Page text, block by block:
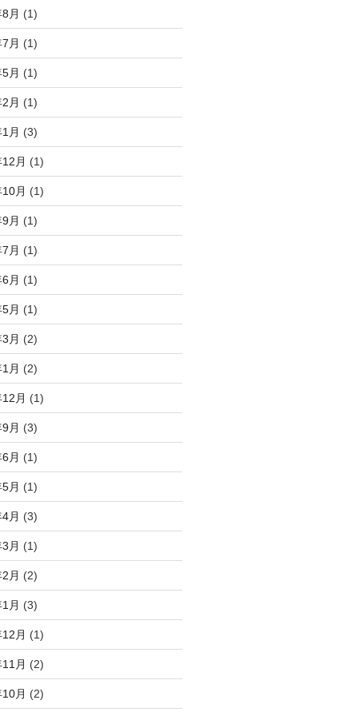
月 (1)
月 (1)
月 (1)
月 (1)
月 (3)
月 (1)
月 (1)
月 (1)
月 (1)
月 (1)
月 (1)
月 (2)
月 (2)
月 (1)
月 (3)
月 (1)
月 (1)
月 (3)
月 (1)
月 (2)
月 (3)
月 (1)
月 (2)
月 (2)